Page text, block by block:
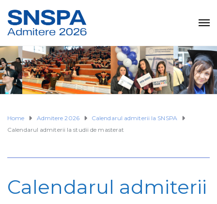
Home Admitere 2026
Calendarul admiterii la SNSPA
Calendarul admiterii la studii de masterat
Calendarul admiterii